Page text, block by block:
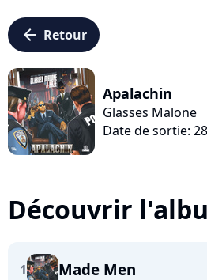
arrow_left Retour
Apalachin
Glasses Malone
Date de sortie:
Découvrir
1 Made Men